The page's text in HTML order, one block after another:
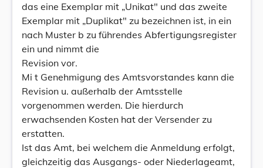
das eine Exemplar mit „Unikat" und das zweite
Exemplar mit „Duplikat" zu bezeichnen ist, in ein
nach Muster b zu führendes Abfertigungsregister
ein und nimmt die
Revision vor.
Mi t Genehmigung des Amtsvorstandes kann die
Revision u. außerhalb der Amtsstelle
vorgenommen werden. Die hierdurch
erwachsenden Kosten hat der Versender zu
erstatten.
Ist das Amt, bei welchem die Anmeldung erfolgt,
gleichzeitig das Ausgangs- oder Niederlageamt,